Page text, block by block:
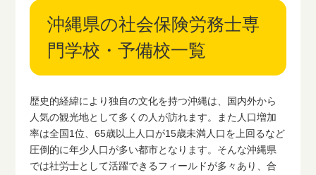
沖縄県の社会保険労務士専
門学校・予備校一覧
歴史的経緯により独自の文化を持つ沖縄は、国内外から
人気の観光地として多くの人が訪れます。また人口増加
率は全国1位、65歳以上人口が15歳未満人口を上回るなど
圧倒的に年少人口が多い都市となります。そんな沖縄県
では社労士として活躍できるフィールドが多々あり、合